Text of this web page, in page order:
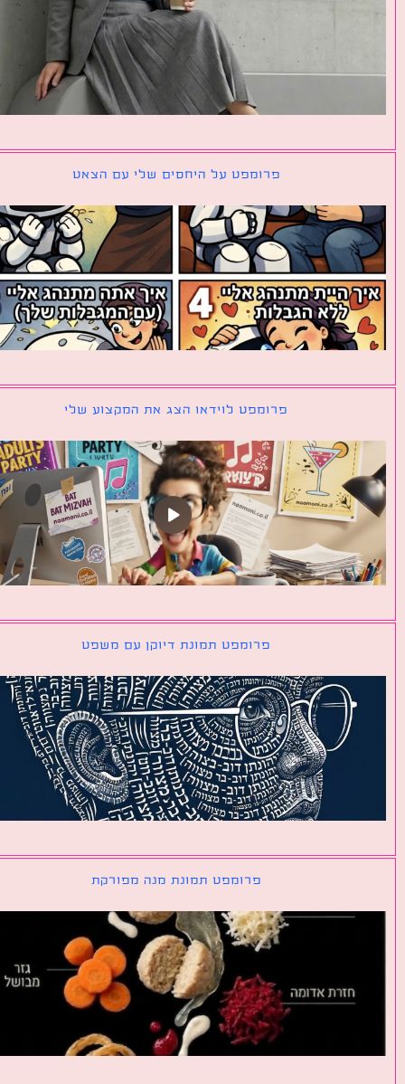
פרומפט על היחסים שלי עם הצאט
פרומפט לוידאו הצג את המקצוע שלי
פרומפט תמונת דיוקן עם משפט
פרומפט תמונת מנה מפורקת